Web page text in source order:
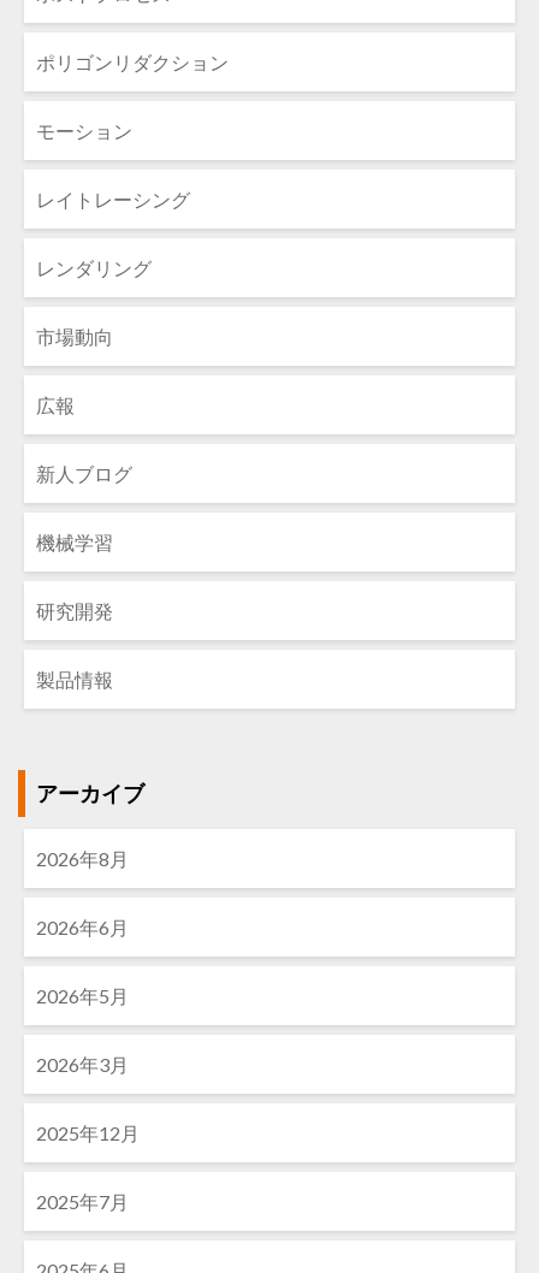
ポリゴンリダクション
モーション
レイトレーシング
レンダリング
市場動向
広報
新人ブログ
機械学習
研究開発
製品情報
アーカイブ
2026年8月
2026年6月
2026年5月
2026年3月
2025年12月
2025年7月